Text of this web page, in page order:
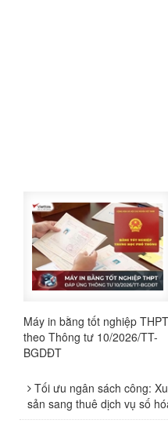
Máy in bằng tốt nghiệp THPT
theo Thông tư 10/2026/TT-
BGDĐT
Tối ưu ngân sách công:
sản sang thuê dịch vụ số